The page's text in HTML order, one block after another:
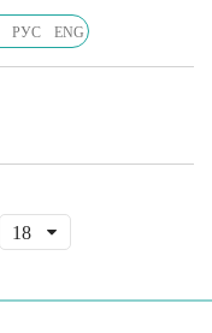
РУС ENG
18